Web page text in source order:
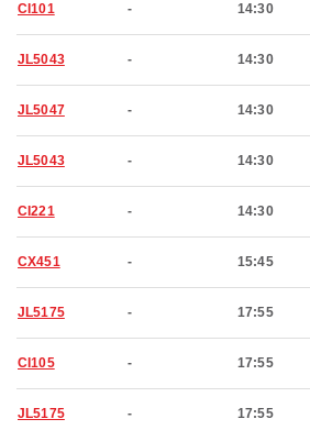
CI101 - 14:30
JL5043 - 14:30
JL5047 - 14:30
JL5043 - 14:30
CI221 - 14:30
CX451 - 15:45
JL5175 - 17:55
CI105 - 17:55
JL5175 - 17:55